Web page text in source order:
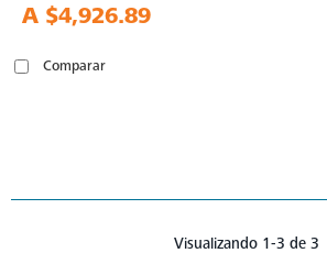
A $4,926.89
Comparar
Visualizando 1-3 de 3